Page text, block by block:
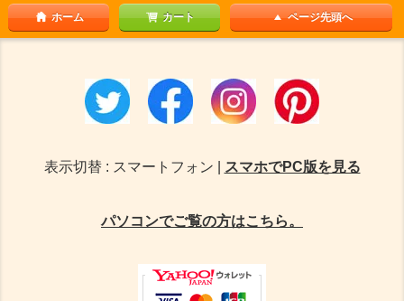
ホーム カート ページ先頭へ
表示切替 : スマートフォン | スマホでPC版を見る
パソコンでご覧の方はこちら。